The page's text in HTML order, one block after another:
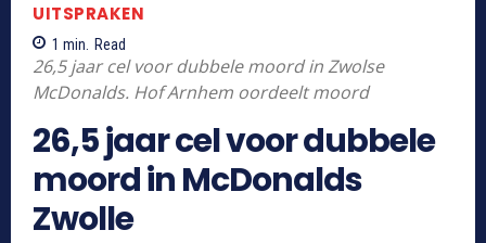
UITSPRAKEN
1 min. Read
26,5 jaar cel voor dubbele moord in Zwolse
McDonalds. Hof Arnhem oordeelt moord
26,5 jaar cel voor dubbele
moord in McDonalds
Zwolle